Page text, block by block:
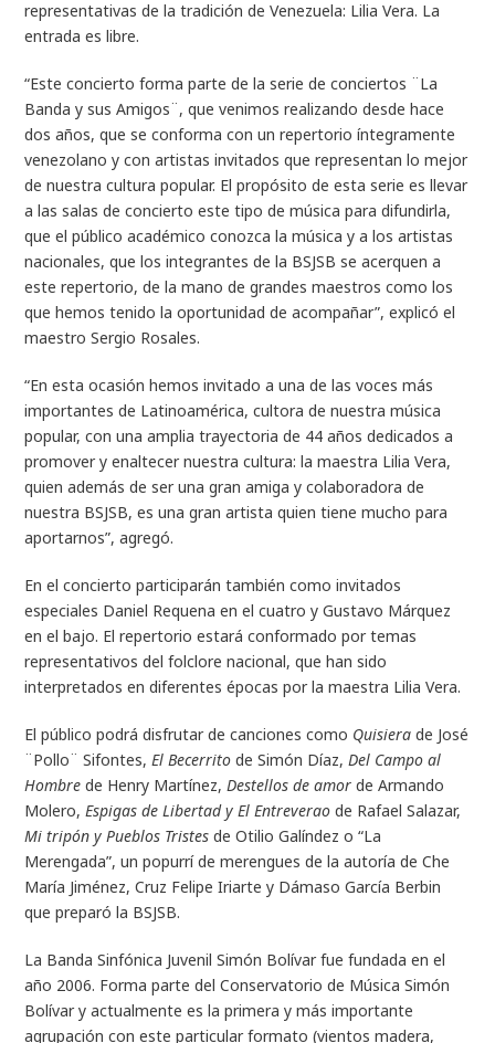
representativas de la tradición de Venezuela: Lilia Vera. La
entrada es libre.
“Este concierto forma parte de la serie de conciertos ¨La
Banda y sus Amigos¨, que venimos realizando desde hace
dos años, que se conforma con un repertorio íntegramente
venezolano y con artistas invitados que representan lo mejor
de nuestra cultura popular. El propósito de esta serie es llevar
a las salas de concierto este tipo de música para difundirla,
que el público académico conozca la música y a los artistas
nacionales, que los integrantes de la BSJSB se acerquen a
este repertorio, de la mano de grandes maestros como los
que hemos tenido la oportunidad de acompañar”, explicó el
maestro Sergio Rosales.
“En esta ocasión hemos invitado a una de las voces más
importantes de Latinoamérica, cultora de nuestra música
popular, con una amplia trayectoria de 44 años dedicados a
promover y enaltecer nuestra cultura: la maestra Lilia Vera,
quien además de ser una gran amiga y colaboradora de
nuestra BSJSB, es una gran artista quien tiene mucho para
aportarnos”, agregó.
En el concierto participarán también como invitados
especiales Daniel Requena en el cuatro y Gustavo Márquez
en el bajo. El repertorio estará conformado por temas
representativos del folclore nacional, que han sido
interpretados en diferentes épocas por la maestra Lilia Vera.
El público podrá disfrutar de canciones como Quisiera de José
¨Pollo¨ Sifontes,El Becerrito de Simón Díaz,Del Campo al
Hombre de Henry Martínez,Destellos de amor de Armando
Molero,Espigas de Libertad y El Entreverao de Rafael Salazar,
Mi tripón y Pueblos Tristes de Otilio Galíndez o “La
Merengada”, un popurrí de merengues de la autoría de Che
María Jiménez, Cruz Felipe Iriarte y Dámaso García Berbin
que preparó la BSJSB.
La Banda Sinfónica Juvenil Simón Bolívar fue fundada en el
año 2006. Forma parte del Conservatorio de Música Simón
Bolívar y actualmente es la primera y más importante
agrupación con este particular formato (vientos madera,